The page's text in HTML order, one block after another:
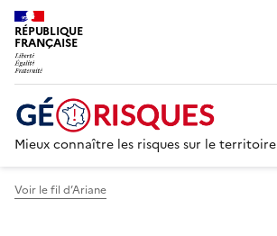
RÉPUBLIQUE
FRANÇAISE
Mieux connaître les risques sur le territoire
Voir le fil d’Ariane